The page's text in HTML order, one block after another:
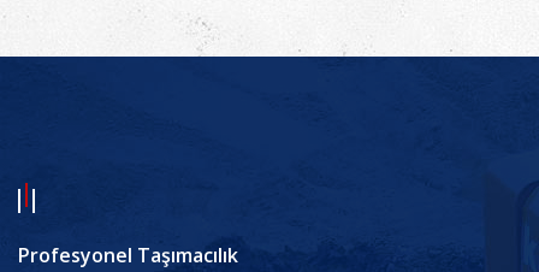
Profesyonel Taşımacılık